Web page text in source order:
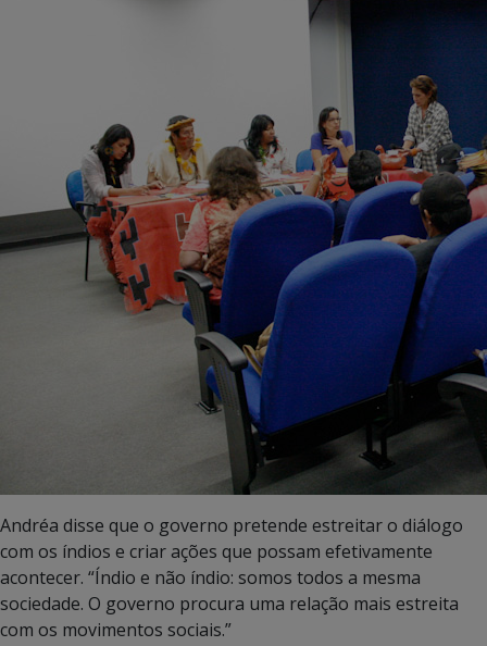
Andréa disse que o governo pretende estreitar o diálogo
com os índios e criar ações que possam efetivamente
acontecer. “Índio e não índio: somos todos a mesma
sociedade. O governo procura uma relação mais estreita
com os movimentos sociais.”